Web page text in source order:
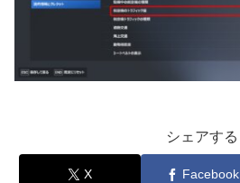
シェアする
X Facebook